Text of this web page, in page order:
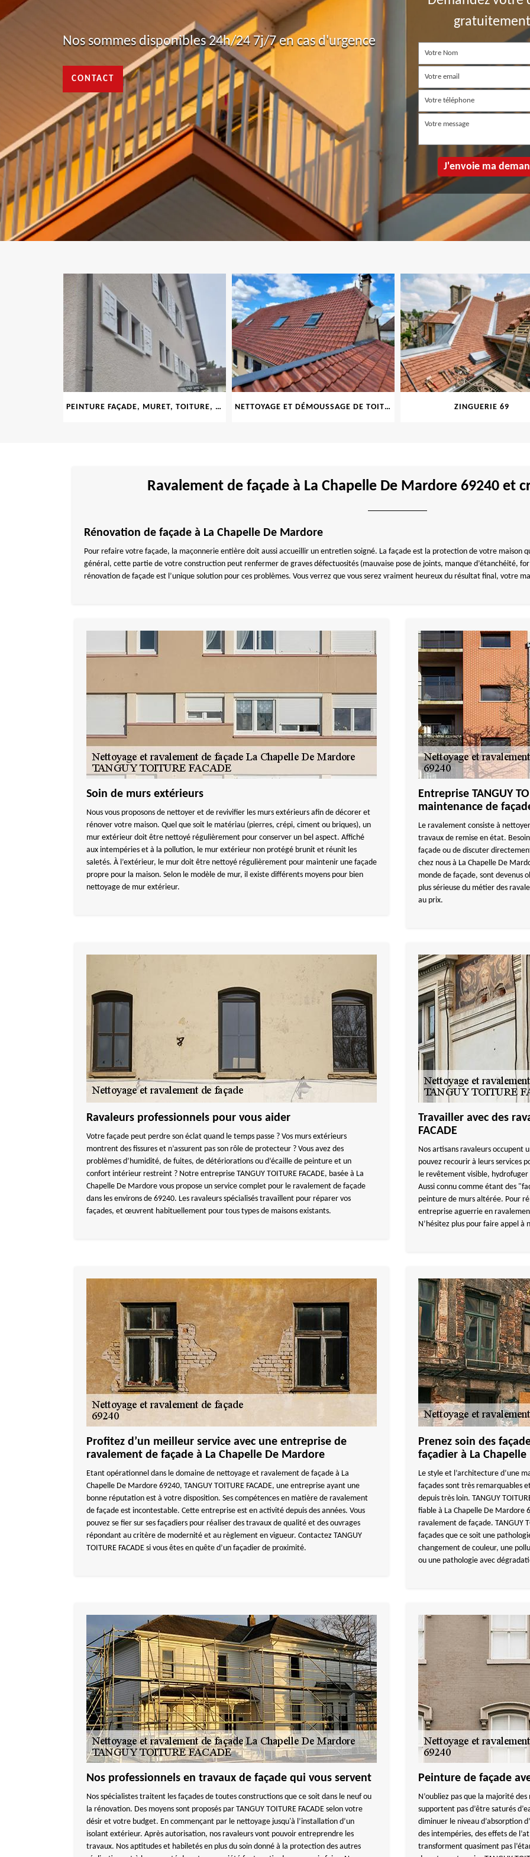
Nos sommes disponibles 24h/24 7j/7 en cas d'urgence
CONTACT
PEINTURE FAÇADE, MURET, TOITURE, BOISERIE, FERRONERIE, GOUTTIÈRE 69 NETTOYAGE ET DÉMOUSSAGE DE TOITURE ET FAÇADE 69 ZINGUERIE 69
Ravalement de façade à La Chapelle De Mardore 69240 et
Rénovation de façade à La Chapelle De Mardore
Pour refaire votre façade, la maçonnerie entière doit aussi accueillir un entretien soigné. La façade est la protection de votre maison
général, cette partie de votre construction peut renfermer de graves défectuosités (mauvaise pose de joints, manque d’étanchéité,
rénovation de façade est l’unique solution pour ces problèmes. Vous verrez que vous serez vraiment heureux du résultat final, votre
Soin de murs extérieurs
Nous vous proposons de nettoyer et de revivifier les murs extérieurs afin de décorer et
rénover votre maison. Quel que soit le matériau (pierres, crépi, ciment ou briques), un
mur extérieur doit être nettoyé régulièrement pour conserver un bel aspect. Affiché
aux intempéries et à la pollution, le mur extérieur non protégé brunit et réunit les
saletés. À l’extérieur, le mur doit être nettoyé régulièrement pour maintenir une façade
propre pour la maison. Selon le modèle de mur, il existe différents moyens pour bien
nettoyage de mur extérieur.
Entreprise TANGUY
maintenance de
Le ravalement consiste à
travaux de remise en état.
façade ou de discuter
chez nous à La Chapelle De
monde de façade, sont devenus
plus sérieuse du métier des
au prix.
Ravaleurs professionnels pour vous aider
Votre façade peut perdre son éclat quand le temps passe ? Vos murs extérieurs
montrent des fissures et n’assurent pas son rôle de protecteur ? Vous avez des
problèmes d’humidité, de fuites, de détériorations ou d’écaille de peinture et un
confort intérieur restreint ? Notre entreprise TANGUY TOITURE FACADE, basée à La
Chapelle De Mardore vous propose un service complet pour le ravalement de façade
dans les environs de 69240. Les ravaleurs spécialisés travaillent pour réparer vos
façades, et œuvrent habituellement pour tous types de maisons existants.
Travailler avec des
FACADE
Nos artisans ravaleurs occupent
pouvez recourir à leurs services
le revêtement visible,
Aussi connu comme étant des
peinture de murs altérée. Pour
entreprise aguerrie en
N’hésitez plus pour faire appel à
Profitez d’un meilleur service avec une entreprise de
ravalement de façade à La Chapelle De Mardore
Etant opérationnel dans le domaine de nettoyage et ravalement de façade à La
Chapelle De Mardore 69240, TANGUY TOITURE FACADE, une entreprise ayant une
bonne réputation est à votre disposition. Ses compétences en matière de ravalement
de façade est incontestable. Cette entreprise est en activité depuis des années. Vous
pouvez se fier sur ses façadiers pour réaliser des travaux de qualité et des ouvrages
répondant au critère de modernité et au règlement en vigueur. Contactez TANGUY
TOITURE FACADE si vous êtes en quête d’un façadier de proximité.
Prenez soin des
façadier à La
Le style et l’architecture d’une
façades sont très remarquables
depuis très loin. TANGUY
fiable à La Chapelle De Mardore
ravalement de façade. TANGUY
façades que ce soit une
changement de couleur, une
ou une pathologie avec
Nos professionnels en travaux de façade qui vous servent
Nos spécialistes traitent les façades de toutes constructions que ce soit dans le neuf ou
la rénovation. Des moyens sont proposés par TANGUY TOITURE FACADE selon votre
désir et votre budget. En commençant par le nettoyage jusqu'à l’installation d’un
isolant extérieur. Après autorisation, nos ravaleurs vont pouvoir entreprendre les
travaux. Nos aptitudes et habiletés en plus du soin donné à la protection des autres
Peinture de façade
N’oubliez pas que la majorité
supportent pas d’être saturés
diminuer le niveau d’absorption
des intempéries, des effets de
transforment quasiment pas